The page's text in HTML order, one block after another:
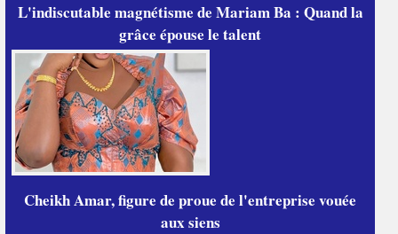
L'indiscutable magnétisme de Mariam Ba : Quand la
grâce épouse le talent
Cheikh Amar, figure de proue de l'entreprise vouée
aux siens